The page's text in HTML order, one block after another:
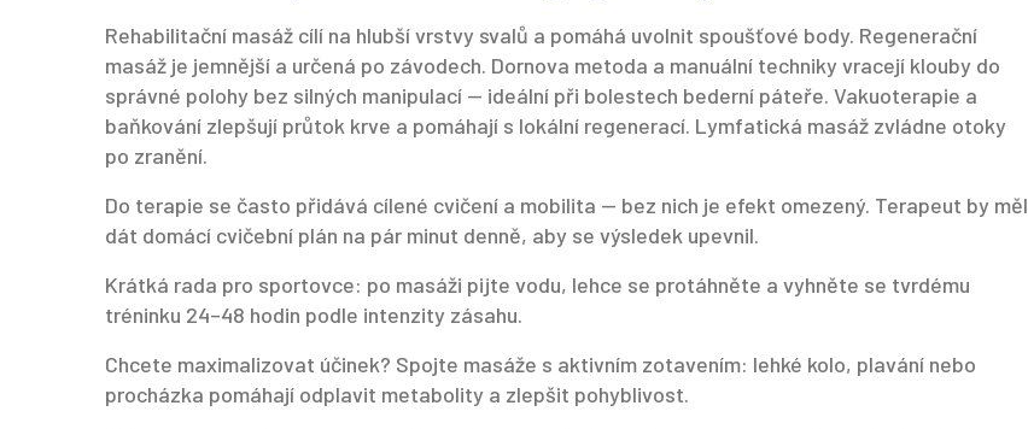
Rehabilitační masáž cílí na hlubší vrstvy svalů a pomáhá uvolnit spoušťové body. Regenerační
masáž je jemnější a určená po závodech. Dornova metoda a manuální techniky vracejí klouby do
správné polohy bez silných manipulací — ideální při bolestech bederní páteře. Vakuoterapie a
baňkování zlepšují průtok krve a pomáhají s lokální regenerací. Lymfatická masáž zvládne otoky
po zranění.
Do terapie se často přidává cílené cvičení a mobilita — bez nich je efekt omezený. Terapeut by měl
dát domácí cvičební plán na pár minut denně, aby se výsledek upevnil.
Krátká rada pro sportovce: po masáži pijte vodu, lehce se protáhněte a vyhněte se tvrdému
tréninku 24–48 hodin podle intenzity zásahu.
Chcete maximalizovat účinek? Spojte masáže s aktivním zotavením: lehké kolo, plavání nebo
procházka pomáhají odplavit metabolity a zlepšit pohyblivost.